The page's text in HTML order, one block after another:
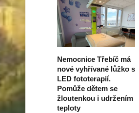
Nemocnice Třebíč má
nové vyhřívané lůžko s
LED fototerapií.
Pomůže dětem se
žloutenkou i udržením
teploty